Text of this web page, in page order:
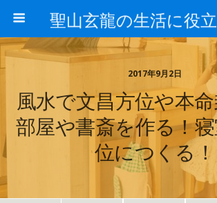
2017年9月2日
風水で文昌方位や本
部屋や書斎を作る！
位につくる！